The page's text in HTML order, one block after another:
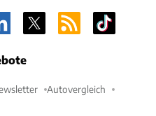
Autovergleich